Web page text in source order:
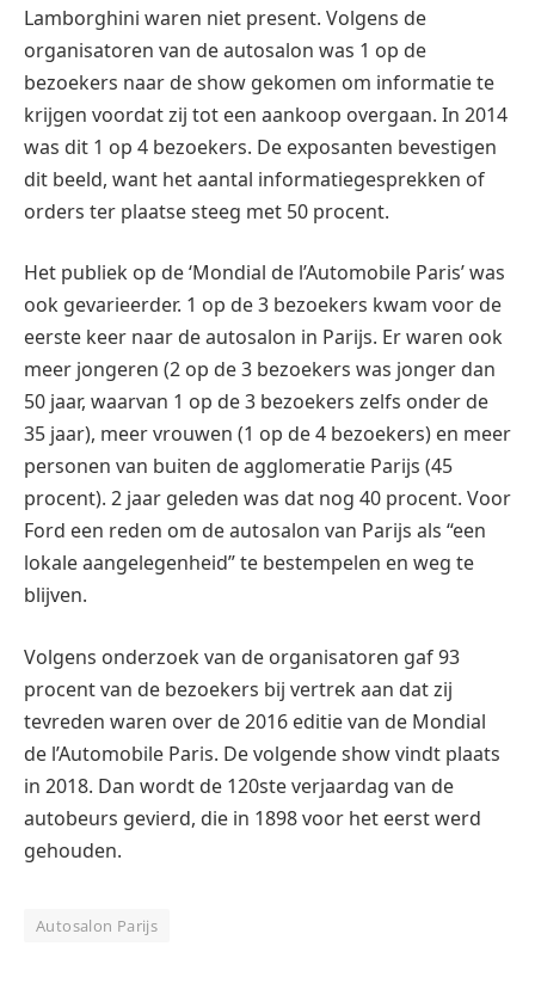
Lamborghini waren niet present. Volgens de
organisatoren van de autosalon was 1 op de
bezoekers naar de show gekomen om informatie te
krijgen voordat zij tot een aankoop overgaan. In 2014
was dit 1 op 4 bezoekers. De exposanten bevestigen
dit beeld, want het aantal informatiegesprekken of
orders ter plaatse steeg met 50 procent.
Het publiek op de ‘Mondial de l’Automobile Paris’ was
ook gevarieerder. 1 op de 3 bezoekers kwam voor de
eerste keer naar de autosalon in Parijs. Er waren ook
meer jongeren (2 op de 3 bezoekers was jonger dan
50 jaar, waarvan 1 op de 3 bezoekers zelfs onder de
35 jaar), meer vrouwen (1 op de 4 bezoekers) en meer
personen van buiten de agglomeratie Parijs (45
procent). 2 jaar geleden was dat nog 40 procent. Voor
Ford een reden om de autosalon van Parijs als “een
lokale aangelegenheid” te bestempelen en weg te
blijven.
Volgens onderzoek van de organisatoren gaf 93
procent van de bezoekers bij vertrek aan dat zij
tevreden waren over de 2016 editie van de Mondial
de l’Automobile Paris. De volgende show vindt plaats
in 2018. Dan wordt de 120ste verjaardag van de
autobeurs gevierd, die in 1898 voor het eerst werd
gehouden.
Autosalon Parijs